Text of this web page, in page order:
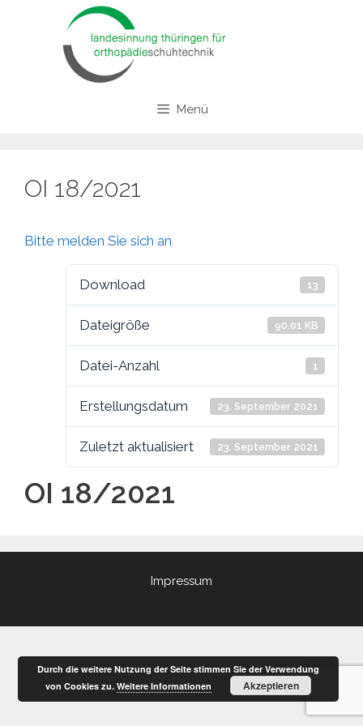
Menü
OI 18/2021
Bitte melden Sie sich an
Download 13
Dateigröße 90.01 KB
Datei-Anzahl 1
Erstellungsdatum 23. September 2021
Zuletzt aktualisiert 23. September 2021
OI 18/2021
Impressum
Durch die weitere Nutzung der Seite stimmen Sie der Verwendung
von Cookies zu.Weitere Informationen Akzeptieren